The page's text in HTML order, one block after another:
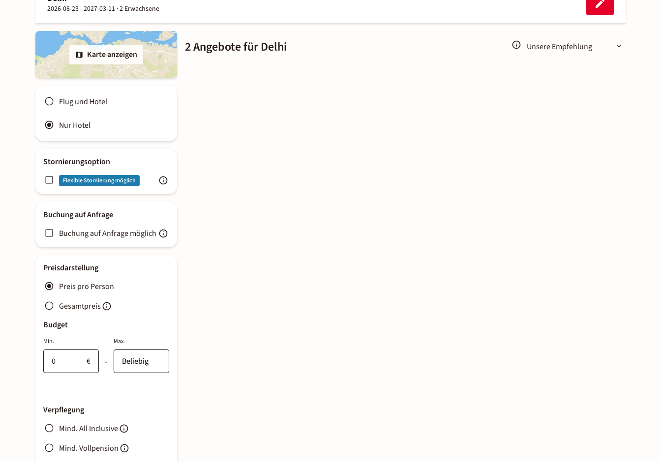
2026-08-23 - 2027-03-11 ·2 Erwachsene
Karte anzeigen
Flug und Hotel
Nur Hotel
Stornierungsoption
Flexible Stornierung möglich
Buchung auf Anfrage
Buchung auf Anfrage möglich
Preisdarstellung
Preis pro Person
Gesamtpreis
Budget
Min.
€ -
Max.
Verpflegung
Mind. All Inclusive
Mind. Vollpension
2 Angebote für Delhi